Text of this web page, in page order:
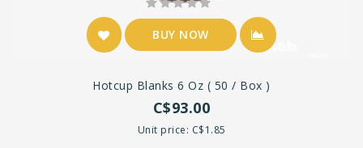
BUY NOW
Hotcup Blanks 6 Oz ( 50 / Box )
C$93.00
Unit price: C$1.85